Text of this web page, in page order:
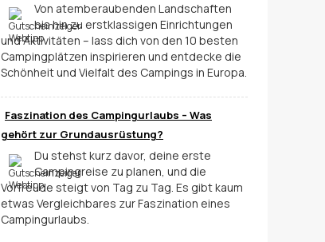
Von atemberaubenden Landschaften
bis hin zu erstklassigen Einrichtungen
und Aktivitäten – lass dich von den 10 besten
Campingplätzen inspirieren und entdecke die
Schönheit und Vielfalt des Campings in Europa.
Faszination des Campingurlaubs – Was
gehört zur Grundausrüstung?
Du stehst kurz davor, deine erste
Campingreise zu planen, und die
Vorfreude steigt von Tag zu Tag. Es gibt kaum
etwas Vergleichbares zur Faszination eines
Campingurlaubs.